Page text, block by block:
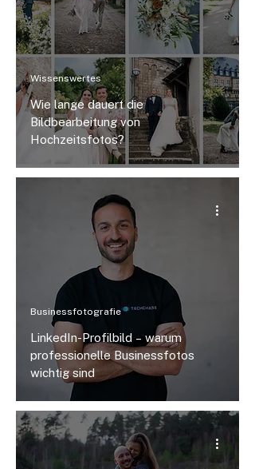
Wie lange dauert die
Bildbearbeitung von
Hochzeitsfotos?
Wissenswertes
LinkedIn-Profilbild – warum
professionelle Businessfotos
wichtig sind
Businessfotografie